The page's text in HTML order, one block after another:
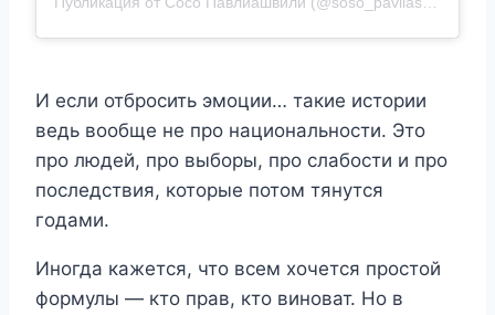
И если отбросить эмоции… такие истории
ведь вообще не про национальности. Это
про людей, про выборы, про слабости и про
последствия, которые потом тянутся
годами.
Иногда кажется, что всем хочется простой
формулы — кто прав, кто виноват. Но в